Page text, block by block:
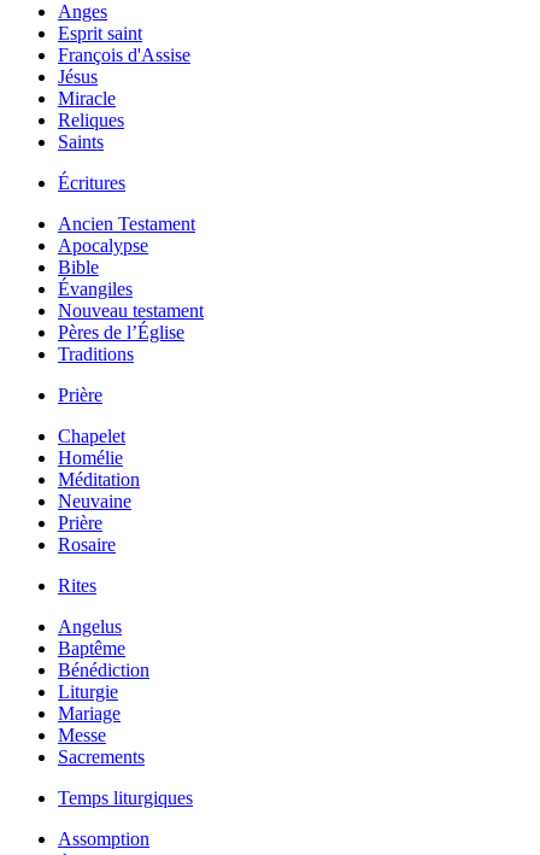
Anges
Esprit saint
François d'Assise
Jésus
Miracle
Reliques
Saints
Écritures
Ancien Testament
Apocalypse
Bible
Évangiles
Nouveau testament
Pères de l’Église
Traditions
Prière
Chapelet
Homélie
Méditation
Neuvaine
Prière
Rosaire
Rites
Angelus
Baptême
Bénédiction
Liturgie
Mariage
Messe
Sacrements
Temps liturgiques
Assomption